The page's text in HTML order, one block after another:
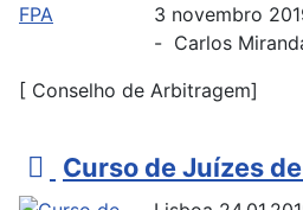
3 novembro
- Carlos
[ Conselho de Arbitragem]
p
d
Curso de Juízes